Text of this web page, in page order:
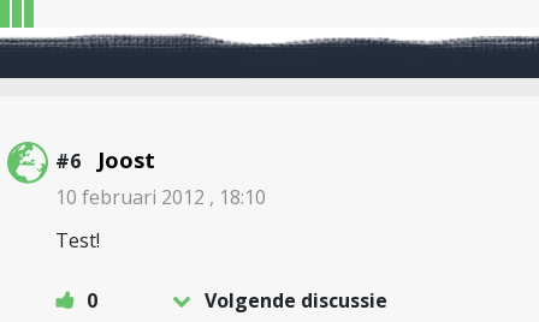
#6 Joost
10 februari 2012 , 18:10
Test!
0
Volgende discussie